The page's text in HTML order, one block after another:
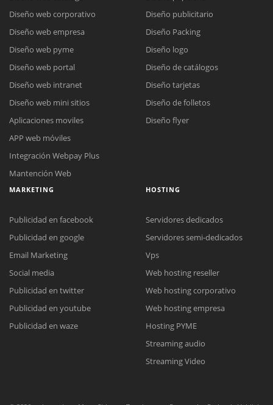
Reunión online
Nuestros ejecutivos le enviarán un correo electrónico con el enlace a
Cotización
Complete el formulario y nos contactaremos a la brevedad.
Chat Online
Todos nuestros ejecutivos están fuera de línea. Complete el formulario
para enviarnos un correo electrónico con sus datos personales.
Diseño web corporativo
Diseño web empresa
Diseño web pyme
Diseño web portal
Diseño web intranet
Diseño web mini sitios
Aplicaciones moviles
APP web móviles
Integración Webpay Plus
Mantención Web
Diseño publicitario
Diseño Packing
Diseño logo
Diseño de catálogos
Diseño tarjetas
Diseño de folletos
Diseño flyer
MARKETING
Publicidad en facebook
Publicidad en google
Email Marketing
Social media
Publicidad en twitter
Publicidad en youtube
Publicidad en waze
HOSTING
Servidores dedicados
Servidores semi-dedicados
Vps
Web hosting reseller
Web hosting corporativo
Web hosting empresa
Hosting PYME
Streaming audio
Streaming Video